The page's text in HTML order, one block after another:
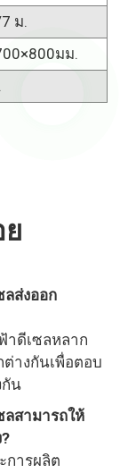
ม.
มม.
ลส่งออก
าดีเซลหลาก
างกันเพื่อตอบ
กัน
ลสามารถให้
การผลิต